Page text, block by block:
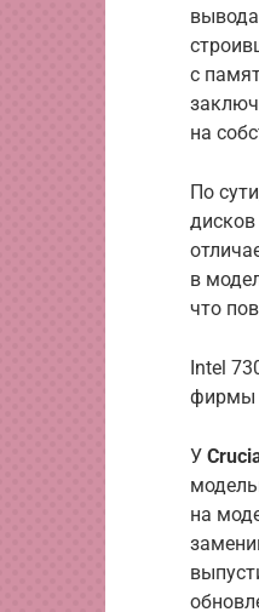
с
на
По
в
что
Intel
фирмы
У
на